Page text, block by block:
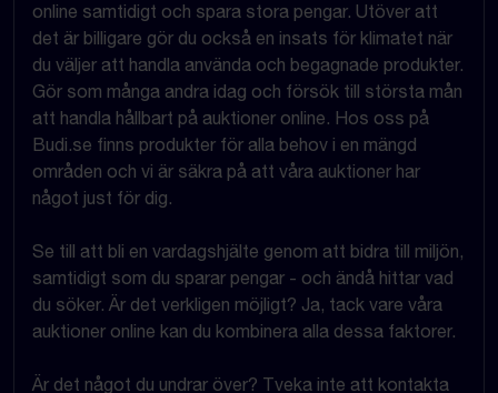
online samtidigt och spara stora pengar. Utöver att
det är billigare gör du också en insats för klimatet när
du väljer att handla använda och begagnade produkter.
Gör som många andra idag och försök till största mån
att handla hållbart på auktioner online. Hos oss på
Budi.se finns produkter för alla behov i en mängd
områden och vi är säkra på att våra auktioner har
något just för dig.
Se till att bli en vardagshjälte genom att bidra till miljön,
samtidigt som du sparar pengar - och ändå hittar vad
du söker. Är det verkligen möjligt? Ja, tack vare våra
auktioner online kan du kombinera alla dessa faktorer.
Är det något du undrar över? Tveka inte att kontakta